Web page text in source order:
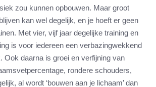
zou kunnen opbouwen. Maar groot
kan wel degelijk, en je hoeft er geen
Met vier, vijf jaar degelijke training en
is voor iedereen een verbazingwekkend
Ook daarna is groei en verfijning van
rondere schouders,
al wordt ‘bouwen aan je lichaam’ dan